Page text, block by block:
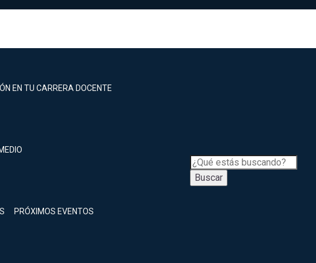
EN TU CARRERA DOCENTE
PRÓXIMOS EVENTOS
Buscar